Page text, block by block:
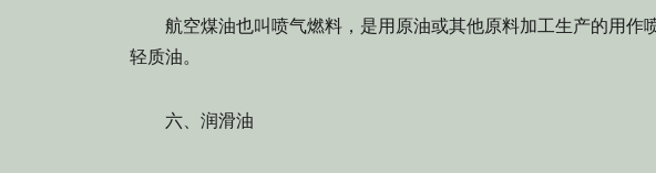
航空煤油也叫喷气燃料，是用原油或其他原料加工生产的用作
轻质油。
六、润滑油